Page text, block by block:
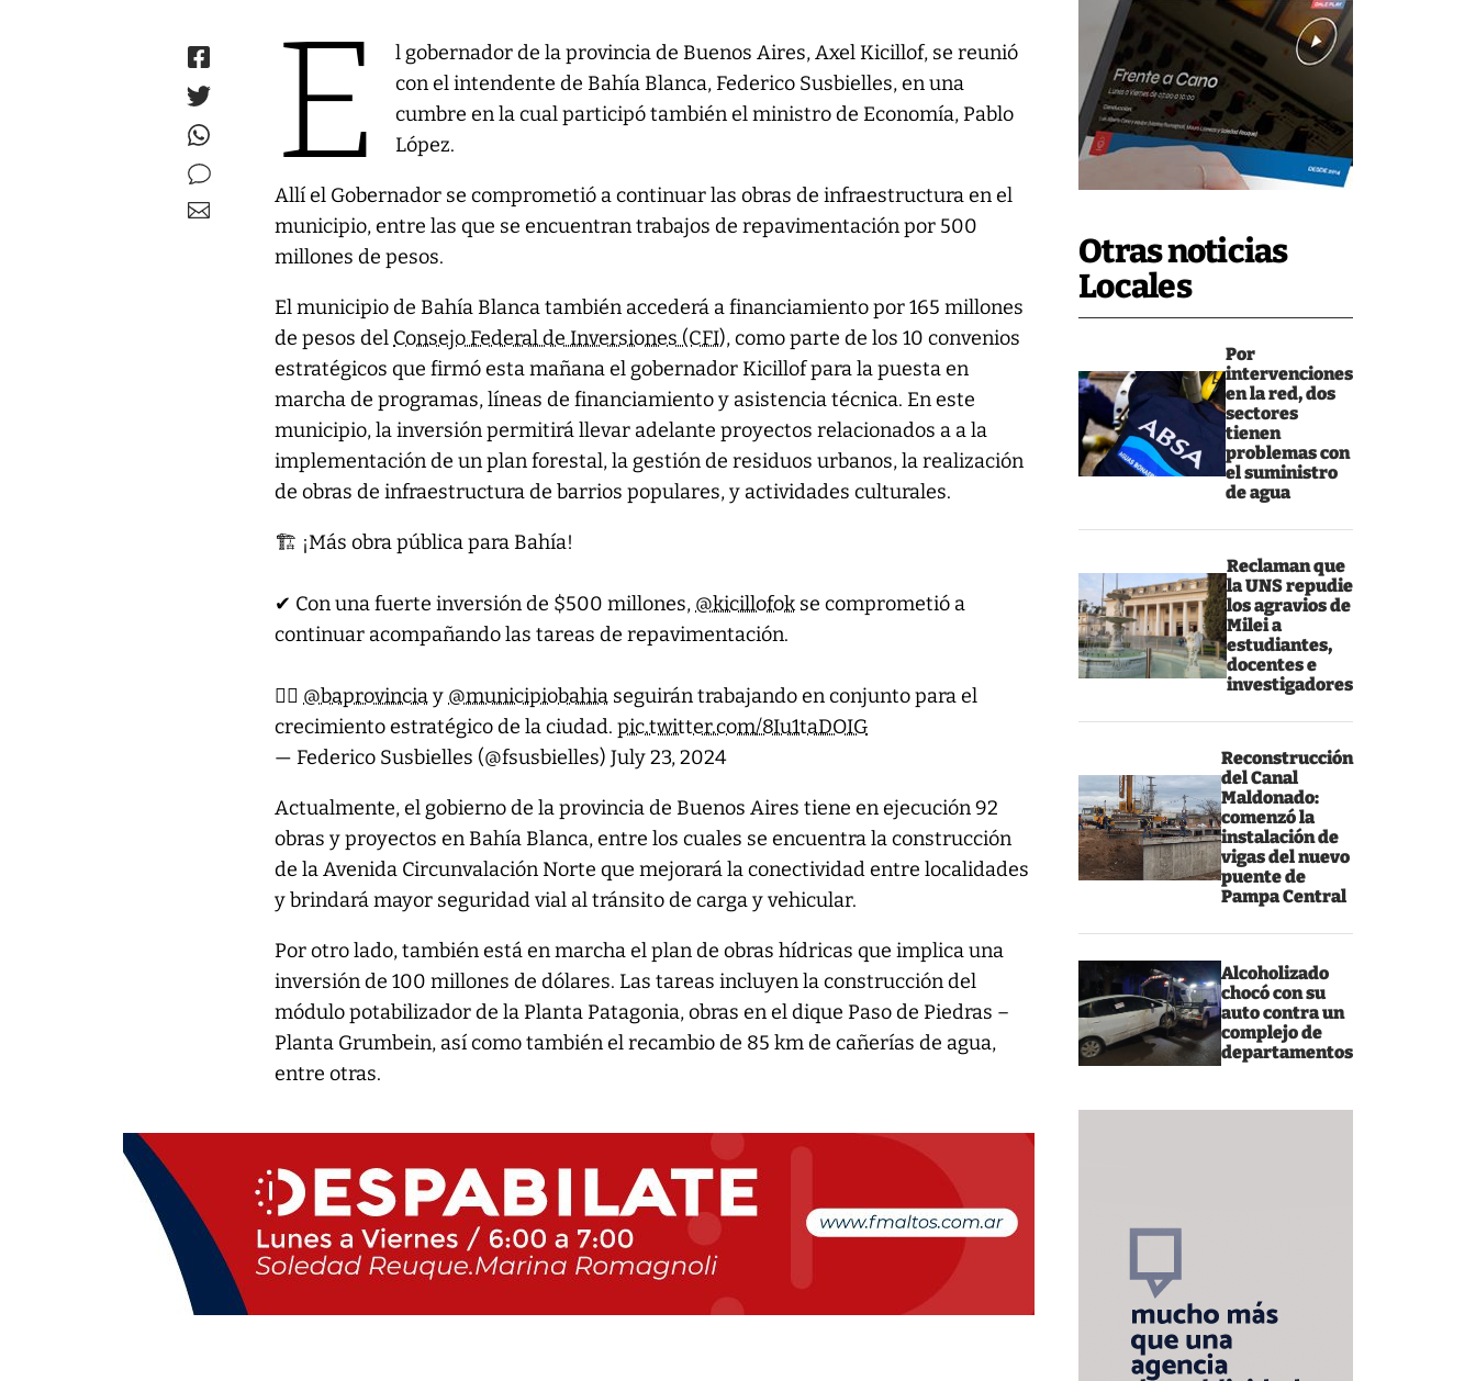
Otras noticias
Locales
Por
intervenciones
en la red, dos
sectores
tienen
problemas con
el suministro
de agua
Reclaman que
la UNS repudie
los agravios de
Milei a
estudiantes,
docentes e
investigadores
Reconstrucción
del Canal
Maldonado:
comenzó la
instalación de
vigas del nuevo
puente de
Pampa Central
Alcoholizado
chocó con su
auto contra un
complejo de
departamentos
E
l gobernador de la provincia de Buenos Aires, Axel Kicillof, se reunió
con el intendente de Bahía Blanca, Federico Susbielles, en una
cumbre en la cual participó también el ministro de Economía, Pablo
López.
Allí el Gobernador se comprometió a continuar las obras de infraestructura en el
municipio, entre las que se encuentran trabajos de repavimentación por 500
millones de pesos.
El municipio de Bahía Blanca también accederá a financiamiento por 165 millones
de pesos del Consejo Federal de Inversiones (CFI), como parte de los 10 convenios
estratégicos que firmó esta mañana el gobernador Kicillof para la puesta en
marcha de programas, líneas de financiamiento y asistencia técnica. En este
municipio, la inversión permitirá llevar adelante proyectos relacionados a a la
implementación de un plan forestal, la gestión de residuos urbanos, la realización
de obras de infraestructura de barrios populares, y actividades culturales.
🏗 ¡Más obra pública para Bahía!
✔ Con una fuerte inversión de $500 millones, @kicillofok se comprometió a
continuar acompañando las tareas de repavimentación.
👷‍♂️ @baprovinciay @municipiobahia seguirán trabajando en conjunto para el
crecimiento estratégico de la ciudad.pic.twitter.com/8Iu1taDOIG
— Federico Susbielles (@fsusbielles)July 23, 2024
Actualmente, el gobierno de la provincia de Buenos Aires tiene en ejecución 92
obras y proyectos en Bahía Blanca, entre los cuales se encuentra la construcción
de la Avenida Circunvalación Norte que mejorará la conectividad entre localidades
y brindará mayor seguridad vial al tránsito de carga y vehicular.
Por otro lado, también está en marcha el plan de obras hídricas que implica una
inversión de 100 millones de dólares. Las tareas incluyen la construcción del
módulo potabilizador de la Planta Patagonia, obras en el dique Paso de Piedras –
Planta Grumbein, así como también el recambio de 85 km de cañerías de agua,
entre otras.